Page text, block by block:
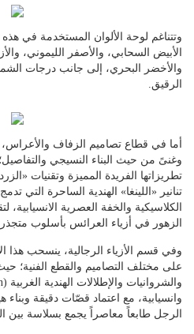
وتتناغم لوحة الألوان المستخدمة في
الأبيض السحابي، والأصفر الليموني،
والأخضر البحري، إلى جانب درجات
الرقيق.
أما في قطاع تصاميم الزفاف
وغنىً من حيث البناء النسيجي
تطريزاتها الفريدة المميزة وتقنيات
تنانير «اللينغا» الهندية الساحرة التي
الكلاسيكية والخفة العصرية
الزهور في أزياء العرائس بأسلوب
وفي قسم الأزياء الرجالية، ينسحب هذا
على مختلف التصاميم والقطع الفنية؛
وانسيابية، مع اعتماد قصّات دقيقة وبناء
الرجل طابعاً معاصراً يجمع بسلاسة بين